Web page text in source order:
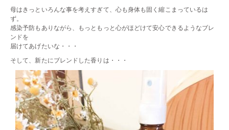
母はきっといろんな事を考えすぎて、心も身体も固く縮こまっているは
ず。
感染予防もありながら、もっともっと心がほどけて安心できるようなブレ
ンドを
届けてあげたいな・・・
そして、新たにブレンドした香りは・・・